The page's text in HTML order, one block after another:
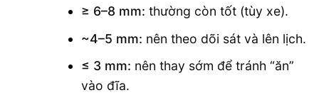
≥ 6–8 mm: thường còn tốt (tùy xe).
~4–5 mm: nên theo dõi sát và lên lịch.
≤ 3 mm: nên thay sớm để tránh “ăn”
vào đĩa.